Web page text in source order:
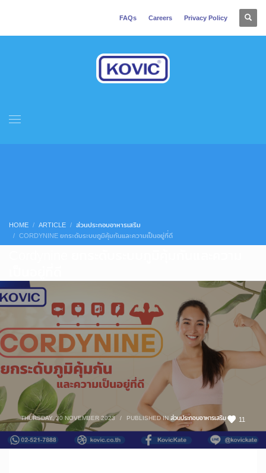
FAQs Careers Privacy Policy
HOME ARTICLE
ส่วนประกอบอาหารเสริม
CORDYNINE ยกระดับระบบภูมิคุ้มกันและความเป็นอยู่ที่ดี
11
THURSDAY, 30 NOVEMBER 2023 / PUBLISHED INส่วนประกอบอาหารเสริม